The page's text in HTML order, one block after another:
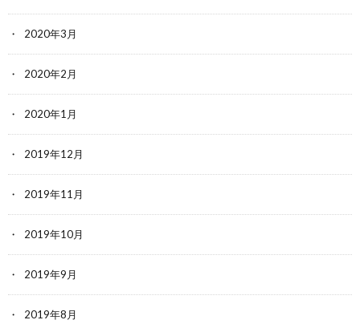
2020年3月
2020年2月
2020年1月
2019年12月
2019年11月
2019年10月
2019年9月
2019年8月